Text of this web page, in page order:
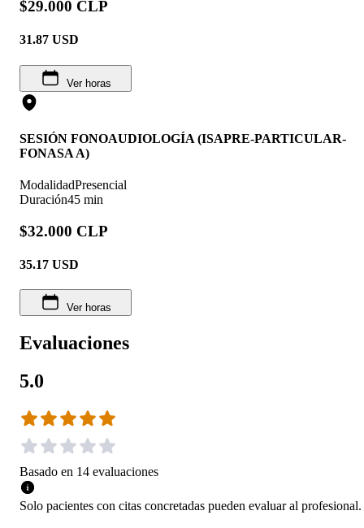
$29.000 CLP
31.87 USD
Ver horas
SESIÓN FONOAUDIOLOGÍA (ISAPRE-PARTICULAR-
FONASA A)
ModalidadPresencial
Duración45 min
$32.000 CLP
35.17 USD
Ver horas
Evaluaciones
5.0
Basado en 14 evaluaciones
Solo pacientes con citas concretadas pueden evaluar al profesional.